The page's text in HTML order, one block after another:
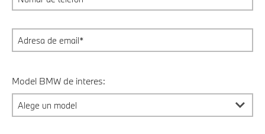
Model BMW de interes: